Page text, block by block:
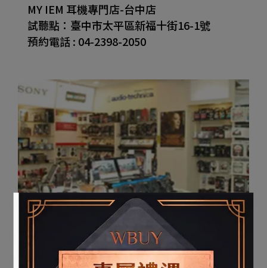
MY IEM 耳機專門店-台中店
試聽點：臺中市太平區新福十街16-1號
預約電話 : 04-2398-2050